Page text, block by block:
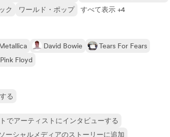
ク ワールド・ポップ すべて表示 +4
David Bowie
Tears For Fears
Pink Floyd
る
でアーティストにインタビューする
ソーシャルメディアのストーリーに追加